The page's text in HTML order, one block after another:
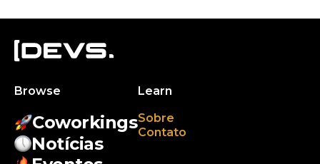
Browse
Coworkings
Notícias
Learn
Sobre
Contato